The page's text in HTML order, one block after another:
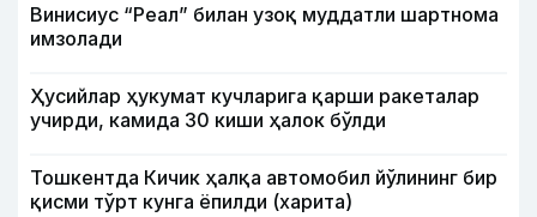
Винисиус “Реал” билан узоқ муддатли шартнома
имзолади
Ҳусийлар ҳукумат кучларига қарши ракеталар
учирди, камида 30 киши ҳалок бўлди
Тошкентда Кичик ҳалқа автомобил йўлининг бир
қисми тўрт кунга ёпилди (харита)